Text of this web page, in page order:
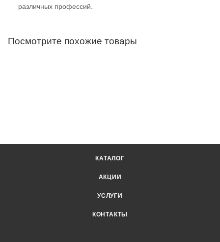
различных профессий.
Посмотрите похожие товары
КАТАЛОГ
АКЦИИ
УСЛУГИ
КОНТАКТЫ